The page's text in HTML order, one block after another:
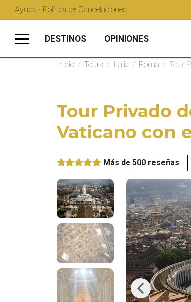
Ayuda · Política de Cancelaciones
DESTINOS OPINIONES
Inicio / Tours / Italia / Roma / Tour
Tour Privado
Vaticano con
Más de 500 reseñas
Previous